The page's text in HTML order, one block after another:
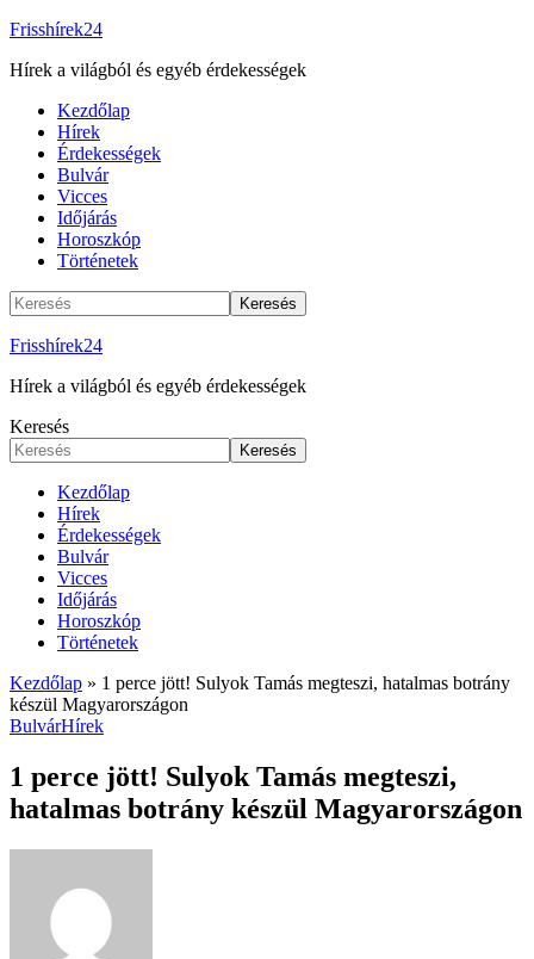
Frisshírek24
Hírek a világból és egyéb érdekességek
Kezdőlap
Hírek
Érdekességek
Bulvár
Vicces
Időjárás
Horoszkóp
Történetek
Frisshírek24
Hírek a világból és egyéb érdekességek
Keresés
Kezdőlap
Hírek
Érdekességek
Bulvár
Vicces
Időjárás
Horoszkóp
Történetek
Kezdőlap » 1 perce jött! Sulyok Tamás megteszi, hatalmas botrány
készül Magyarországon
BulvárHírek
1 perce jött! Sulyok Tamás megteszi,
hatalmas botrány készül Magyarországon